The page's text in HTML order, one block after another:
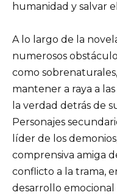
humanidad y salvar
A lo largo de la
numerosos
como
mantener a raya a
la verdad detrás de
Personajes
líder de los
comprensiva amiga
conflicto a la trama,
desarrollo emocional